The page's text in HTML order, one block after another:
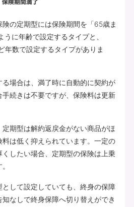
の定期型には保険期間を「65歳ま
に年齢で設定するタイプと、
年数で設定するタイプがありま
場合は、満了時に自動的に契約が
続きは不要ですが、保険料は更新
定期型は解約返戻金がない商品がほ
は低く抑えられています。一定の
したい場合、定期型の保険は上乗
して設定していても、終身の保障
なしで終身保障へ切り替えができ